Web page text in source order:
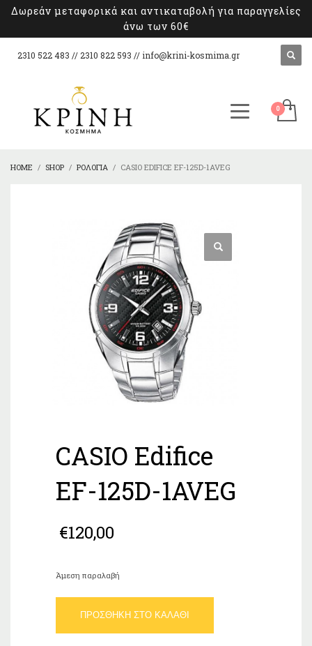
Δωρεάν μεταφορικά και αντικαταβολή για παραγγελίες
άνω των 60€
2310 522 483 // 2310 822 593 // info@krini-kosmima.gr
HOME SHOP ΡΟΛΌΓΙΑ CASIO EDIFICE EF-125D-1AVEG
CASIO Edifice
EF-125D-1AVEG
€120,00
Άμεση παραλαβή
Edifice
EF-
ΠΡΟΣΘΉΚΗ ΣΤΟ ΚΑΛΆΘΙ